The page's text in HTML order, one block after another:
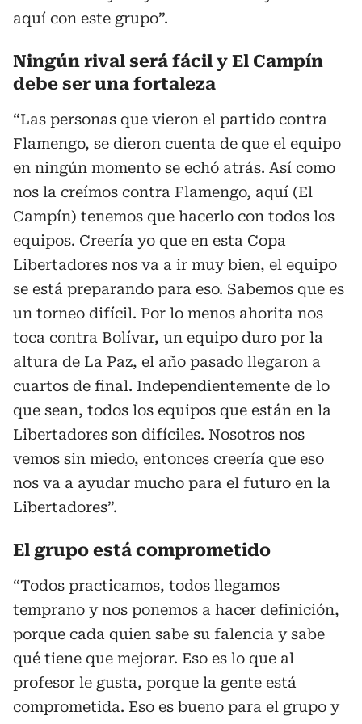
aquí con este grupo”.
Ningún rival será fácil y El Campín
debe ser una fortaleza
“Las personas que vieron el partido contra
Flamengo, se dieron cuenta de que el equipo
en ningún momento se echó atrás. Así como
nos la creímos contra Flamengo, aquí (El
Campín) tenemos que hacerlo con todos los
equipos. Creería yo que en esta Copa
Libertadores nos va a ir muy bien, el equipo
se está preparando para eso. Sabemos que es
un torneo difícil. Por lo menos ahorita nos
toca contra Bolívar, un equipo duro por la
altura de La Paz, el año pasado llegaron a
cuartos de final. Independientemente de lo
que sean, todos los equipos que están en la
Libertadores son difíciles. Nosotros nos
vemos sin miedo, entonces creería que eso
nos va a ayudar mucho para el futuro en la
Libertadores”.
El grupo está comprometido
“Todos practicamos, todos llegamos
temprano y nos ponemos a hacer definición,
porque cada quien sabe su falencia y sabe
qué tiene que mejorar. Eso es lo que al
profesor le gusta, porque la gente está
comprometida. Eso es bueno para el grupo y